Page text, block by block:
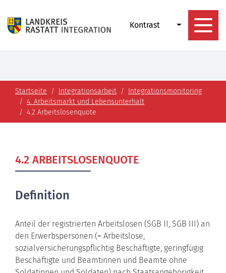
Kontrast
Startseite Integrationsarbeit
Integrationsmonitoring
4. Arbeitsmarkt und Lebensunterhalt
4.2 Arbeitslosenquote
4.2 ARBEITSLOSENQUOTE
Definition
Anteil der registrierten Arbeitslosen (SGB II, SGB III) an
den Erwerbspersonen (= Arbeitslose,
sozialversicherungspflichtig Beschäftigte, geringfügig
Beschäftigte und Beamtinnen und Beamte ohne